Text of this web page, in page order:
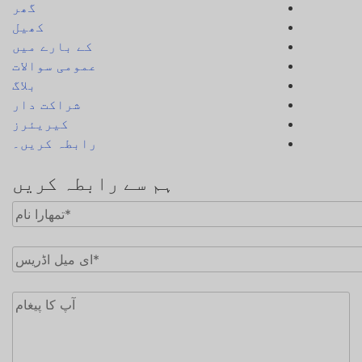
گھر
کھیل
کے بارے میں
عمومی سوالات
بلاگ
شراکت دار
کیریئرز
رابطہ کریں۔
ہم سے رابطہ کریں